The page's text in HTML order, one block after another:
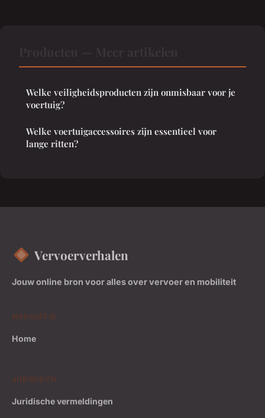
Welke veiligheidsproducten zijn onmisbaar voor je
voertuig?
Welke voertuigaccessoires zijn essentieel voor
lange ritten?
Vervoerverhalen
Jouw online bron voor alles over vervoer en mobiliteit
NAVIGATIE
Home
JURIDISCH
Juridische vermeldingen